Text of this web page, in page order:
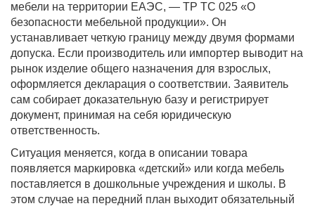
мебели на территории ЕАЭС, — ТР ТС 025 «О
безопасности мебельной продукции». Он
устанавливает четкую границу между двумя формами
допуска. Если производитель или импортер выводит на
рынок изделие общего назначения для взрослых,
оформляется декларация о соответствии. Заявитель
сам собирает доказательную базу и регистрирует
документ, принимая на себя юридическую
ответственность.
Ситуация меняется, когда в описании товара
появляется маркировка «детский» или когда мебель
поставляется в дошкольные учреждения и школы. В
этом случае на передний план выходит обязательный